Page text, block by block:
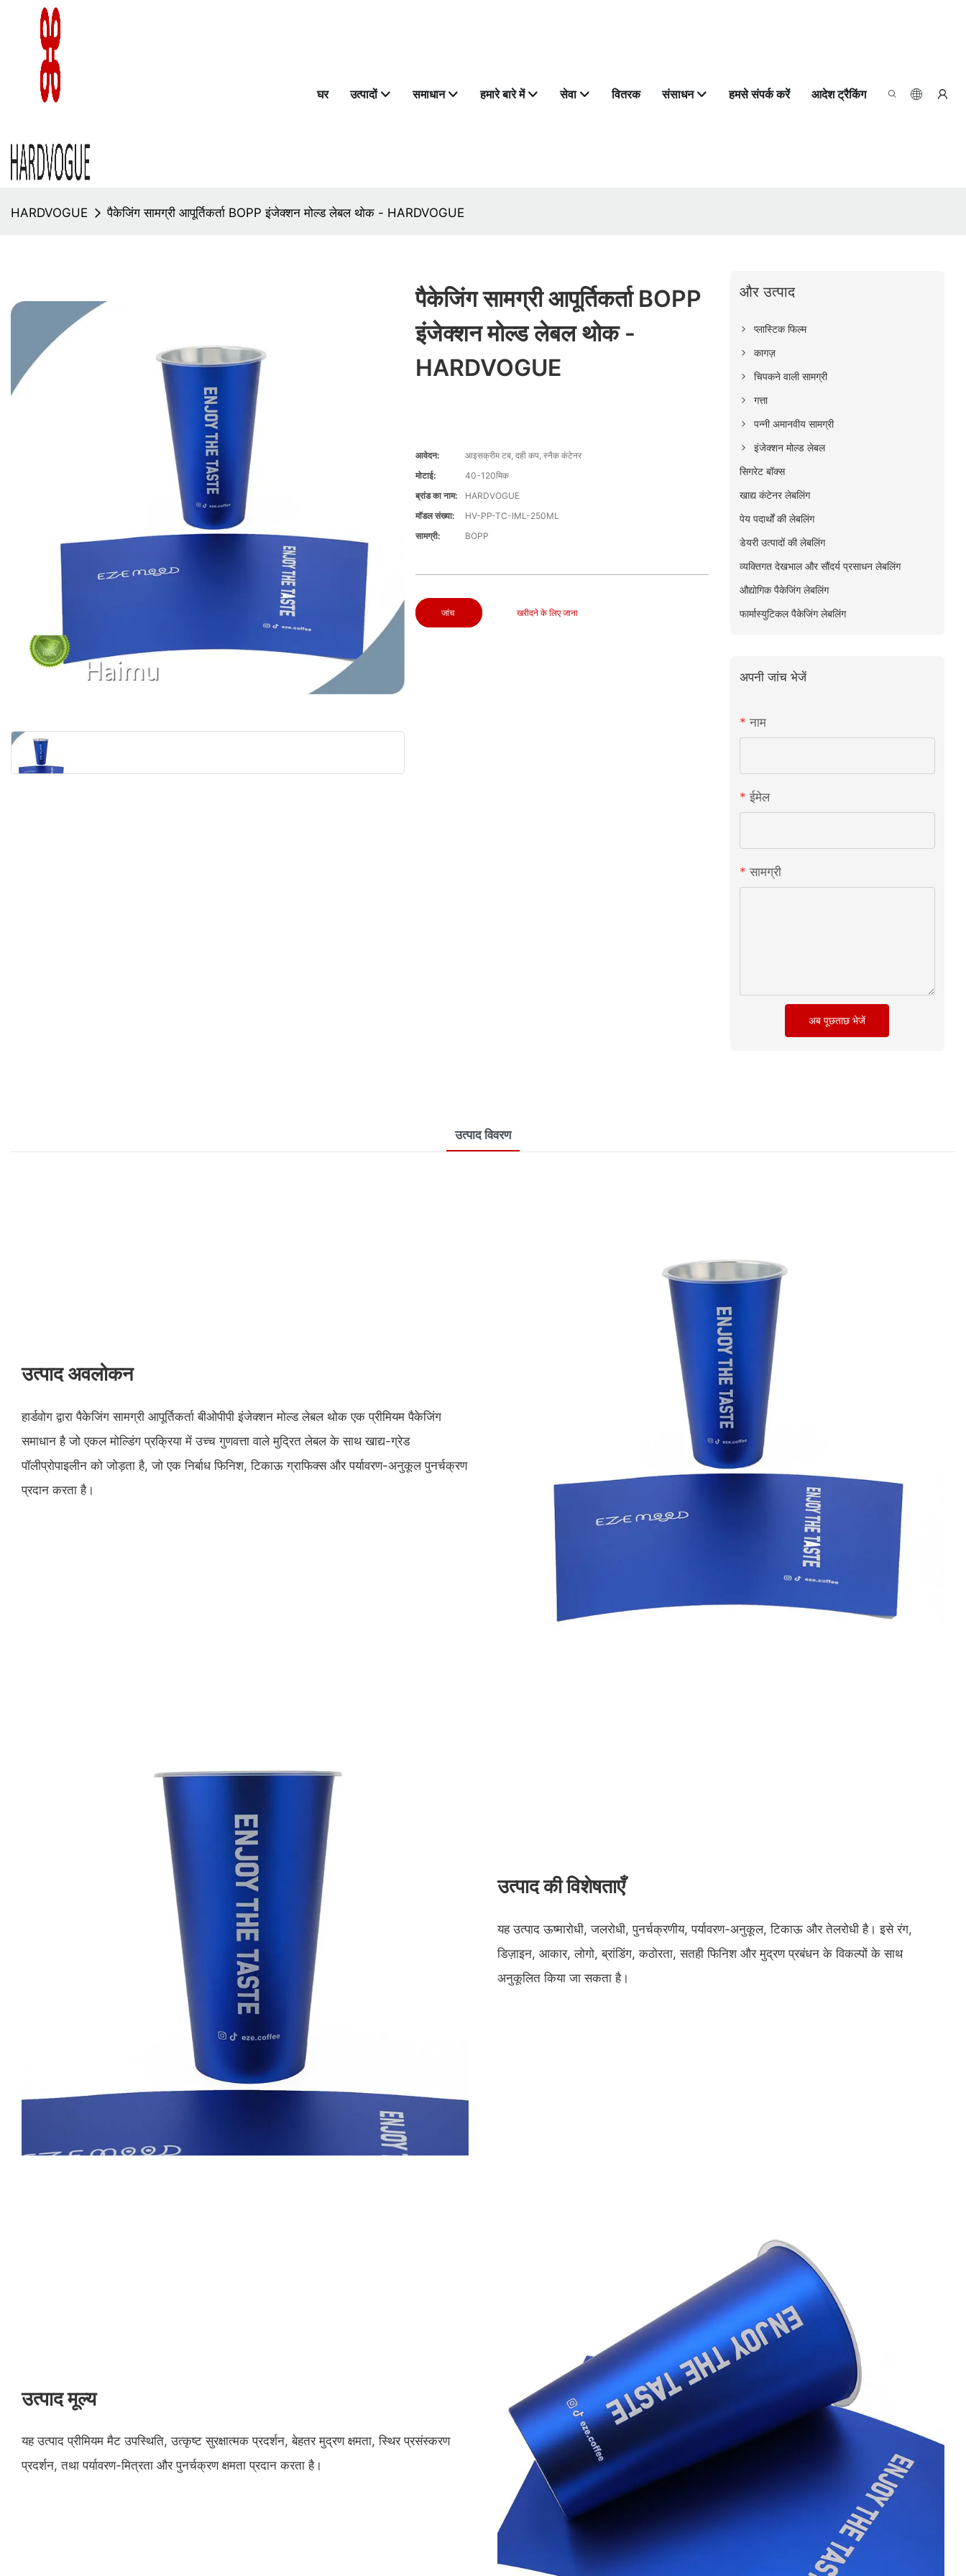
घर उत्पादों समाधान हमारे बारे में सेवा वितरक संसाधन हमसे संपर्क करें आदेश ट्रैकिंग
HARDVOGUE पैकेजिंग सामग्री आपूर्तिकर्ता BOPP इंजेक्शन मोल्ड लेबल थोक - HARDVOGUE
पैकेजिंग सामग्री आपूर्तिकर्ता BOPP
इंजेक्शन मोल्ड लेबल थोक -
HARDVOGUE
आवेदन:
आइसक्रीम टब, दही कप, स्नैक कंटेनर
मोटाई:
40-120मिक
ब्रांड का नाम:
HARDVOGUE
मॉडल संख्या:
HV-PP-TC-IML-250ML
सामग्री:
BOPP
जांच खरीदने के लिए जाना
और उत्पाद
प्लास्टिक फिल्म
कागज़
चिपकने वाली सामग्री
गत्ता
पन्नी अमानवीय सामग्री
इंजेक्शन मोल्ड लेबल
सिगरेट बॉक्स
खाद्य कंटेनर लेबलिंग
पेय पदार्थों की लेबलिंग
डेयरी उत्पादों की लेबलिंग
व्यक्तिगत देखभाल और सौंदर्य प्रसाधन लेबलिंग
औद्योगिक पैकेजिंग लेबलिंग
फार्मास्युटिकल पैकेजिंग लेबलिंग
अपनी जांच भेजें
नाम
ईमेल
सामग्री
अब पूछताछ भेजें
उत्पाद विवरण
उत्पाद अवलोकन
हार्डवोग द्वारा पैकेजिंग सामग्री आपूर्तिकर्ता बीओपीपी इंजेक्शन मोल्ड लेबल थोक एक प्रीमियम पैकेजिंग
समाधान है जो एकल मोल्डिंग प्रक्रिया में उच्च गुणवत्ता वाले मुद्रित लेबल के साथ खाद्य-ग्रेड
पॉलीप्रोपाइलीन को जोड़ता है, जो एक निर्बाध फिनिश, टिकाऊ ग्राफिक्स और पर्यावरण-अनुकूल पुनर्चक्रण
प्रदान करता है।
उत्पाद की विशेषताएँ
यह उत्पाद ऊष्मारोधी, जलरोधी, पुनर्चक्रणीय, पर्यावरण-अनुकूल, टिकाऊ और तेलरोधी है। इसे रंग,
डिज़ाइन, आकार, लोगो, ब्रांडिंग, कठोरता, सतही फिनिश और मुद्रण प्रबंधन के विकल्पों के साथ
अनुकूलित किया जा सकता है।
उत्पाद मूल्य
यह उत्पाद प्रीमियम मैट उपस्थिति, उत्कृष्ट सुरक्षात्मक प्रदर्शन, बेहतर मुद्रण क्षमता, स्थिर प्रसंस्करण
प्रदर्शन, तथा पर्यावरण-मित्रता और पुनर्चक्रण क्षमता प्रदान करता है।